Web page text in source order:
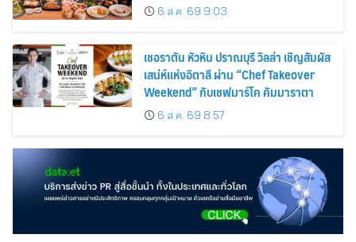
6 ส.ค. 69 9:03
เชอราตัน หัวหิน ปราณบุรี วิลล่า เชิญสัมผัส
เสน่ห์แห่งอิตาลี ผ่าน “Chef Takeover
Weekend” กับเชฟมาร์โค คัมมาราตา
6 ส.ค. 69 8:57